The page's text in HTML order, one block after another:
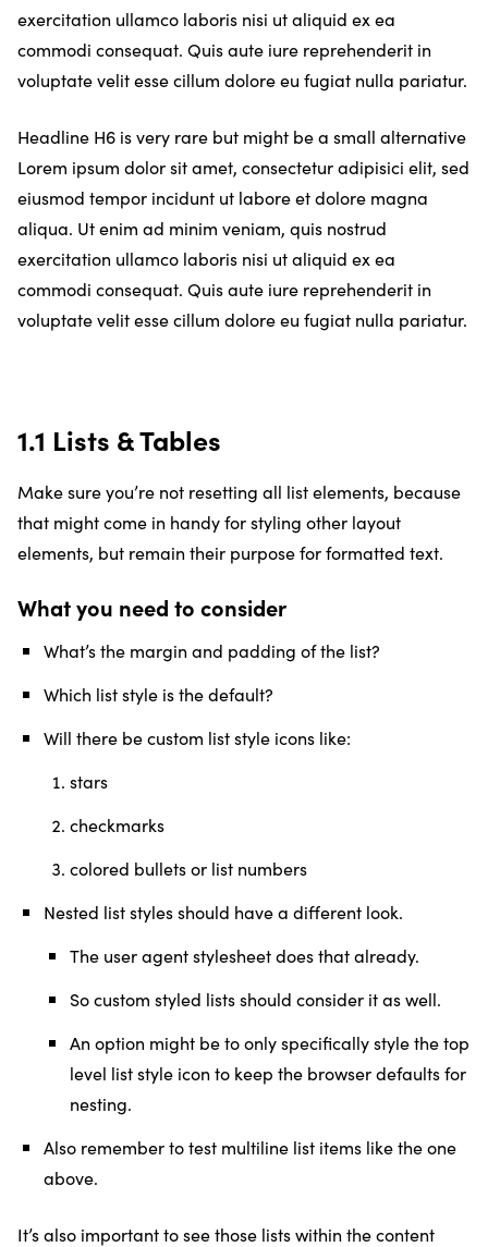
exercitation ullamco laboris nisi ut aliquid ex ea
commodi consequat. Quis aute iure reprehenderit in
voluptate velit esse cillum dolore eu fugiat nulla pariatur.
Headline H6 is very rare but might be a small alternative
Lorem ipsum dolor sit amet, consectetur adipisici elit, sed
eiusmod tempor incidunt ut labore et dolore magna
aliqua. Ut enim ad minim veniam, quis nostrud
exercitation ullamco laboris nisi ut aliquid ex ea
commodi consequat. Quis aute iure reprehenderit in
voluptate velit esse cillum dolore eu fugiat nulla pariatur.
1.1 Lists & Tables
Make sure you’re not resetting all list elements, because
that might come in handy for styling other layout
elements, but remain their purpose for formatted text.
What you need to consider
What’s the margin and padding of the list?
Which list style is the default?
Will there be custom list style icons like:
stars
checkmarks
colored bullets or list numbers
Nested list styles should have a different look.
The user agent stylesheet does that already.
So custom styled lists should consider it as well.
An option might be to only specifically style the top
level list style icon to keep the browser defaults for
nesting.
Also remember to test multiline list items like the one
above.
It’s also important to see those lists within the content